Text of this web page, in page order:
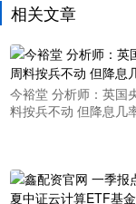
相关文章
今裕堂 分析师：英国
料按兵不动 但降息几